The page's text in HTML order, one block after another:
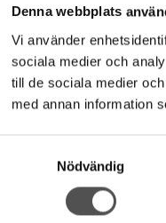
Denna webbplats
Vi använder
sociala medier och
till de sociala medier
med annan information
Nödvändig
Brother
Brother
Kraft och
1500 stygn/min
4 matarlägen
5 års
18 696 kr
21 995 kr